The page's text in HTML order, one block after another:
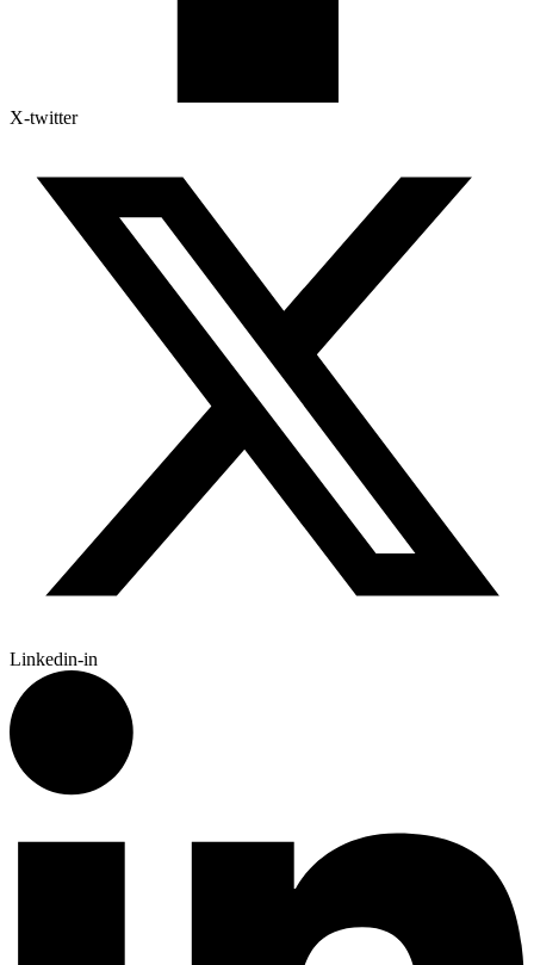
X-twitter
Linkedin-in